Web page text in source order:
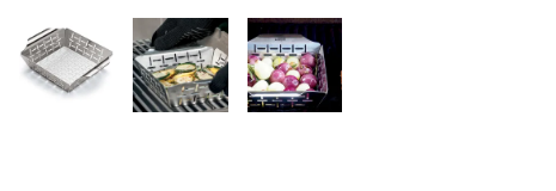
Style Grillform til grøntsager lille